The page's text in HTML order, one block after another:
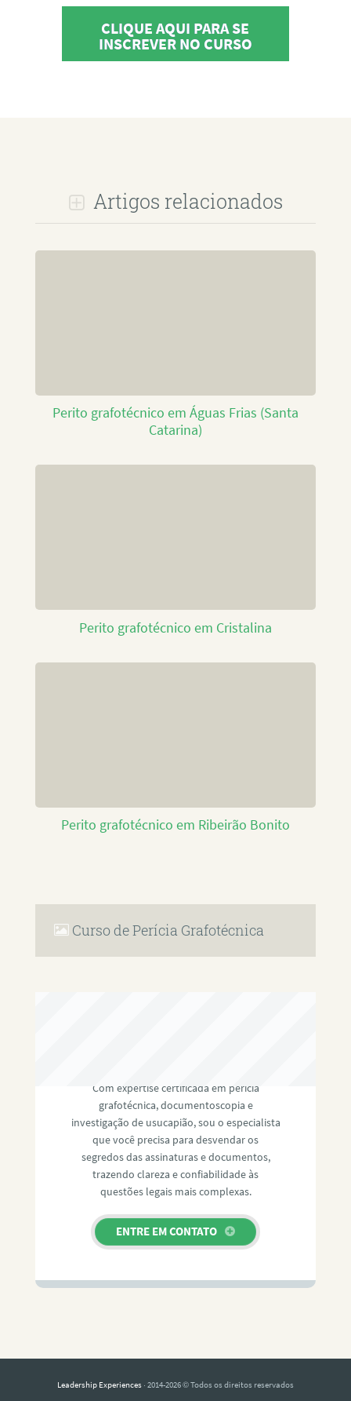
CLIQUE AQUI PARA SE
INSCREVER NO CURSO
Artigos relacionados
Perito grafotécnico em Águas Frias (Santa
Catarina)
Perito grafotécnico em Cristalina
Perito grafotécnico em Ribeirão Bonito
Curso de Perícia Grafotécnica
Com expertise certificada em perícia
grafotécnica, documentoscopia e
investigação de usucapião, sou o especialista
que você precisa para desvendar os
segredos das assinaturas e documentos,
trazendo clareza e confiabilidade às
questões legais mais complexas.
ENTRE EM CONTATO
Leadership Experiences · 2014-2026 © Todos os direitos reservados